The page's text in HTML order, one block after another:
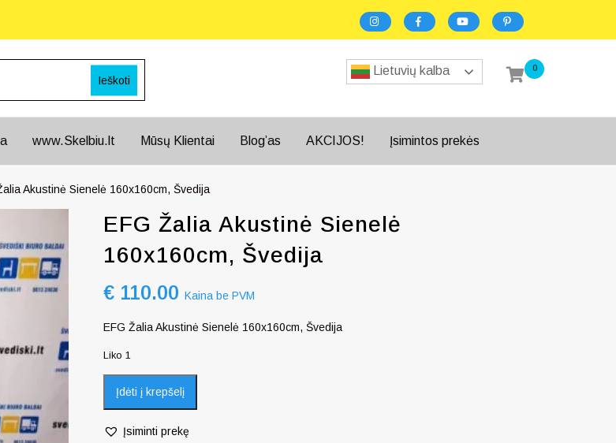
Ieškoti
Lietuvių kalba 0
www.Skelbiu.lt Mūsų Klientai Blog’as AKCIJOS! Įsimintos prekės
Akustinė Sienelė 160x160cm, Švedija
EFG Žalia Akustinė Sienelė
160x160cm, Švedija
€ 110.00 Kaina be PVM
EFG Žalia Akustinė Sienelė 160x160cm, Švedija
Liko 1
Įdėti į krepšelį
Įsiminti prekę